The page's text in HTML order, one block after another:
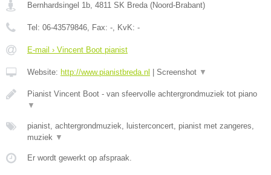
Bernhardsingel 1b, 4811 SK Breda(Noord-Brabant)
Tel: 06-43579846, Fax: -, KvK: -
E-mail › Vincent Boot pianist
Website: http://www.pianistbreda.nl Screenshot ▼
Pianist Vincent Boot - van sfeervolle achtergrondmuziek tot piano
▼
pianist, achtergrondmuziek, luisterconcert, pianist met zangeres,
muziek ▼
Er wordt gewerkt op afspraak.